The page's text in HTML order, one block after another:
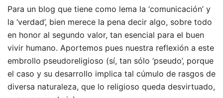
Para un blog que tiene como lema la ‘comunicación’ y
la ‘verdad’, bien merece la pena decir algo, sobre todo
en honor al segundo valor, tan esencial para el buen
vivir humano. Aportemos pues nuestra reflexión a este
embrollo pseudoreligioso (sí, tan sólo ‘pseudo’, porque
el caso y su desarrollo implica tal cúmulo de rasgos de
diversa naturaleza, que lo religioso queda desvirtuado,